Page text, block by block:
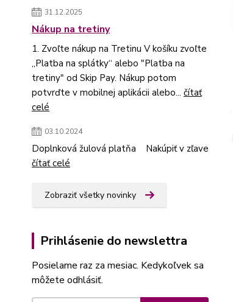
31.12.2025
Nákup na tretiny
1. Zvoľte nákup na Tretinu V košíku zvoľte
„Platba na splátky“ alebo "Platba na
tretiny" od Skip Pay. Nákup potom
potvrďte v mobilnej aplikácii alebo... čítať
celé
03.10.2024
Doplnková žulová platňa Nakúpiť v zľave
čítať celé
Zobraziť všetky novinky
Prihlásenie do newslettra
Posielame raz za mesiac. Kedykoľvek sa
môžete odhlásiť.